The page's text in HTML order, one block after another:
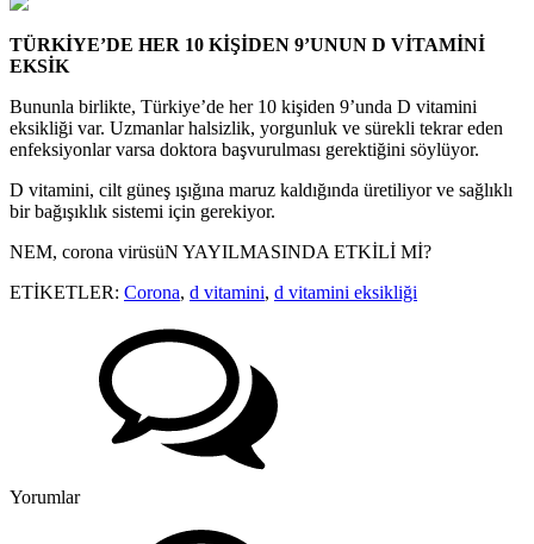
TÜRKİYE’DE HER 10 KİŞİDEN 9’UNUN D VİTAMİNİ
EKSİK
Bununla birlikte, Türkiye’de her 10 kişiden 9’unda D vitamini
eksikliği var. Uzmanlar halsizlik, yorgunluk ve sürekli tekrar eden
enfeksiyonlar varsa doktora başvurulması gerektiğini söylüyor.
D vitamini, cilt güneş ışığına maruz kaldığında üretiliyor ve sağlıklı
bir bağışıklık sistemi için gerekiyor.
NEM, corona virüsüN YAYILMASINDA ETKİLİ Mİ?
ETİKETLER: Corona, d vitamini, d vitamini eksikliği
Yorumlar